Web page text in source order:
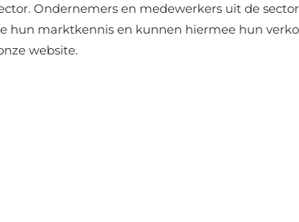
Ondernemers en medewerkers uit de
hun marktkennis en kunnen hiermee hun
website.